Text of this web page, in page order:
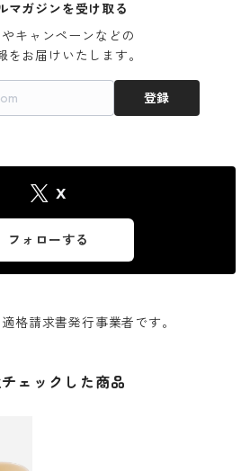
マガジンを受け取る
キャンペーンなどの
をお届けいたします。
登録
X
フォローする
格請求書発行事業者です。
ェックした商品